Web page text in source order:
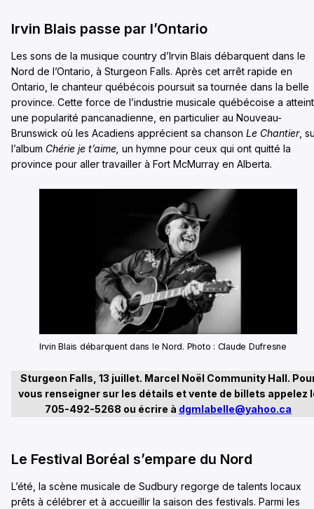
Irvin Blais passe par l’Ontario
Les sons de la musique country d’Irvin Blais débarquent dans le
Nord de l’Ontario, à Sturgeon Falls. Après cet arrêt rapide en
Ontario, le chanteur québécois poursuit sa tournée dans la belle
province. Cette force de l’industrie musicale québécoise a atteint
une popularité pancanadienne, en particulier au Nouveau-
Brunswick où les Acadiens apprécient sa chanson Le Chantier,
l’album Chérie je t’aime, un hymne pour ceux qui ont quitté la
province pour aller travailler à Fort McMurray en Alberta.
Irvin Blais débarquent dans le Nord. Photo : Claude Dufresne
Sturgeon Falls, 13 juillet. Marcel Noël Community Hall.
vous renseigner sur les détails et vente de billets appelez
705-492-5268 ou écrire à dgmlabelle@yahoo.ca
Le Festival Boréal s’empare du Nord
L’été, la scène musicale de Sudbury regorge de talents locaux
prêts à célébrer et à accueillir la saison des festivals. Parmi les